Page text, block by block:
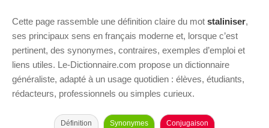
Cette page rassemble une définition claire du mot staliniser,
ses principaux sens en français moderne et, lorsque c’est
pertinent, des synonymes, contraires, exemples d’emploi et
liens utiles. Le-Dictionnaire.com propose un dictionnaire
généraliste, adapté à un usage quotidien : élèves, étudiants,
rédacteurs, professionnels ou simples curieux.
Définition Synonymes Conjugaison